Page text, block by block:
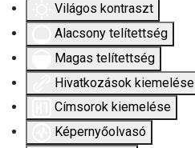
Világos kontraszt
Alacsony telítettség
Magas telítettség
Hivatkozások kiemelése
Címsorok kiemelése
Képernyőolvasó